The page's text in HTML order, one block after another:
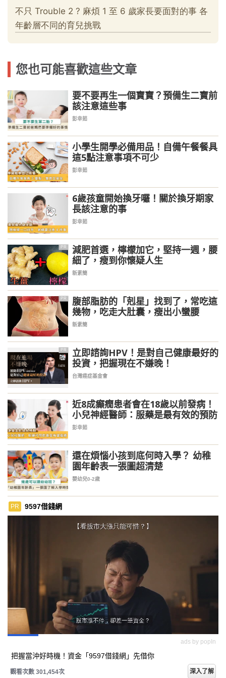
您也可能喜歡這些文章
要不要再生一個寶寶？預備生二寶前
該注意這些事
彭幸茹
小學生開學必備用品！自備午餐餐具
這5點注意事項不可少
彭幸茹
6歲孩童開始換牙囉！關於換牙期家
長該注意的事
彭幸茹
PR
減肥首選，檸檬加它，堅持一週，腰
細了，瘦到你懷疑人生
新素簡
PR
腹部脂肪的「剋星」找到了，常吃這
幾物，吃走大肚囊，瘦出小蠻腰
新素簡
PR
立即諮詢HPV！是對自己健康最好的
投資，把握現在不嫌晚！
台灣癌症基金會
近8成癲癇患者會在18歲以前發病！
小兒神經醫師：服藥是最有效的預防
彭幸茹
還在煩惱小孩到底何時入學？ 幼稚
園年齡表一張圖超清楚
嬰幼兒0-2歲
PR 9597借錢網
ads by popIn
把握當沖好時機！資金「9597借錢網」先借你
觀看次數 301,454次 深入了解